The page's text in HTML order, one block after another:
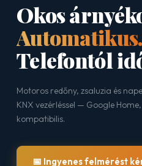
Okos
Automatikus.
Telefontól
Motoros redőny, zsaluzia és
KNX vezérléssel — Google
kompatibilis.
📅 Ingyenes felmérést